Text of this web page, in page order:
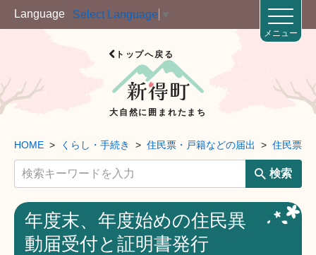
Language Select Language
トップへ戻る
大自然に囲まれたまち
メニュー
HOME くらし・手続き 住民票・戸籍などの届出 住民票
検索
年度末、年度始めの住民異
動届受付と証明書発行